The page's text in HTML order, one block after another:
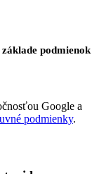
základe podmienok
Google a
podmienky.